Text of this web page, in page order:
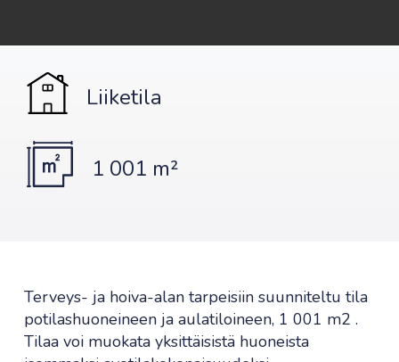
Liiketila
1 001 m²
Terveys- ja hoiva-alan tarpeisiin suunniteltu tila
potilashuoneineen ja aulatiloineen, 1 001 m2 .
Tilaa voi muokata yksittäisistä huoneista